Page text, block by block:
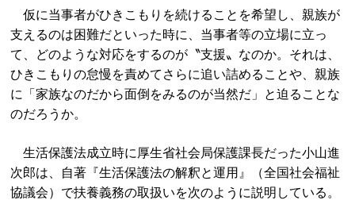
仮に当事者がひきこもりを続けることを希望し、親族が
支えるのは困難だといった時に、当事者等の立場に立っ
て、どのような対応をするのが〝支援〟なのか。それは、
ひきこもりの怠慢を責めてさらに追い詰めることや、親族
に「家族なのだから面倒をみるのが当然だ」と迫ることな
のだろうか。
生活保護法成立時に厚生省社会局保護課長だった小山進
次郎は、自著『生活保護法の解釈と運用』（全国社会福祉
協議会）で扶養義務の取扱いを次のように説明している。